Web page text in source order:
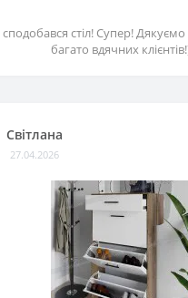
стіл! Супер!
багато вдячних
Світлана
27.04.2026